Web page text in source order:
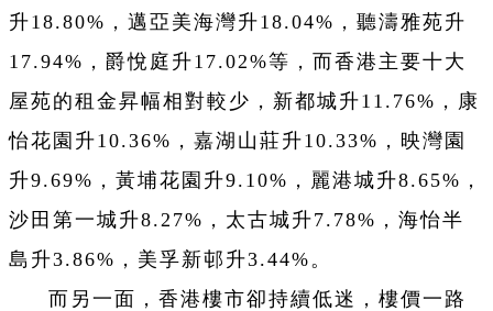
升18.80%，邁亞美海灣升18.04%，聽濤雅苑升
17.94%，爵悅庭升17.02%等，而香港主要十大
屋苑的租金昇幅相對較少，新都城升11.76%，康
怡花園升10.36%，嘉湖山莊升10.33%，映灣園
升9.69%，黃埔花園升9.10%，麗港城升8.65%，
沙田第一城升8.27%，太古城升7.78%，海怡半
島升3.86%，美孚新邨升3.44%。
而另一面，香港樓市卻持續低迷，樓價一路